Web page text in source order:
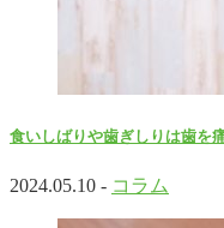
食いしばりや歯ぎしりは歯を
2024.05.10 - コラム